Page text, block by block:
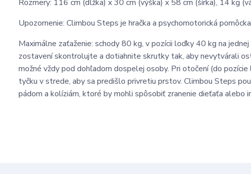
Rozmery: 116 cm (dĺžka) x 30 cm (výška) x 58 cm (šírka), 14 kg
Upozornenie: Climbou Steps je hračka a psychomotorická
Maximálne zaťaženie: schody 80 kg, v pozícii loďky 40 kg na
zostavení skontrolujte a dotiahnite skrutky tak, aby nevytvárali
možné vždy pod dohľadom dospelej osoby. Pri otočení (do
tyčku v strede, aby sa predišlo privretiu prstov. Climbou Steps
pádom a kolíziám, ktoré by mohli spôsobiť zranenie dieťaťa alebo